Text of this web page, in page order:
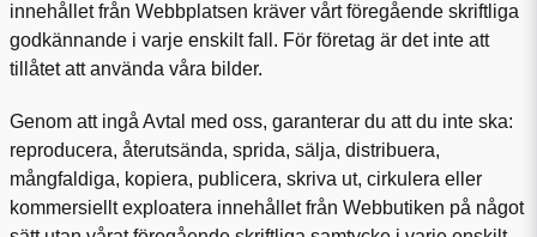
innehållet från Webbplatsen kräver vårt föregående skriftliga
godkännande i varje enskilt fall. För företag är det inte att
tillåtet att använda våra bilder.
Genom att ingå Avtal med oss, garanterar du att du inte ska:
reproducera, återutsända, sprida, sälja, distribuera,
mångfaldiga, kopiera, publicera, skriva ut, cirkulera eller
kommersiellt exploatera innehållet från Webbutiken på något